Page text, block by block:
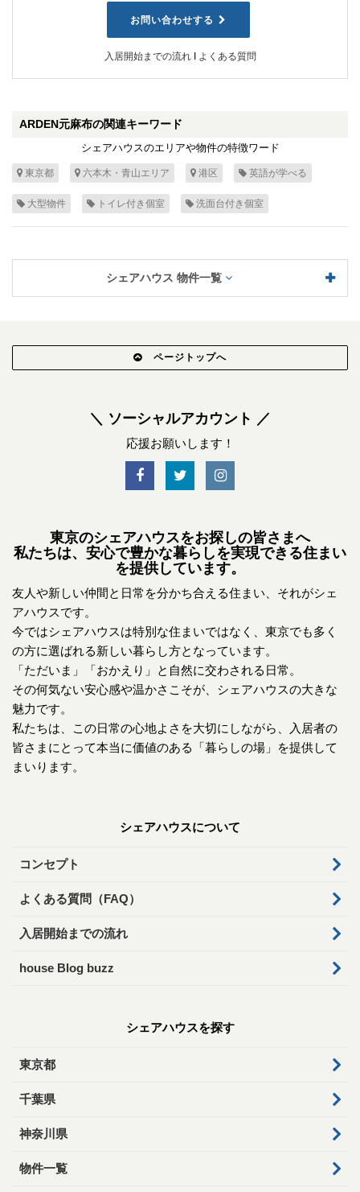
お問い合わせする
入居開始までの流れΙ よくある質問
ARDEN元麻布の関連キーワード
シェアハウスのエリアや物件の特徴ワード
東京都 六本木・青山エリア 港区 英語が学べる
大型物件 トイレ付き個室 洗面台付き個室
シェアハウス 物件一覧
ページトップへ
＼ ソーシャルアカウント ／
応援お願いします！
東京のシェアハウスをお探しの皆さまへ
私たちは、安心で豊かな暮らしを実現できる住まい
を提供しています。
友人や新しい仲間と日常を分かち合える住まい、それがシェ
アハウスです。
今ではシェアハウスは特別な住まいではなく、東京でも多く
の方に選ばれる新しい暮らし方となっています。
「ただいま」「おかえり」と自然に交わされる日常。
その何気ない安心感や温かさこそが、シェアハウスの大きな
魅力です。
私たちは、この日常の心地よさを大切にしながら、入居者の
皆さまにとって本当に価値のある「暮らしの場」を提供して
まいります。
シェアハウスについて
コンセプト
よくある質問（FAQ）
入居開始までの流れ
house Blog buzz
シェアハウスを探す
東京都
千葉県
神奈川県
物件一覧